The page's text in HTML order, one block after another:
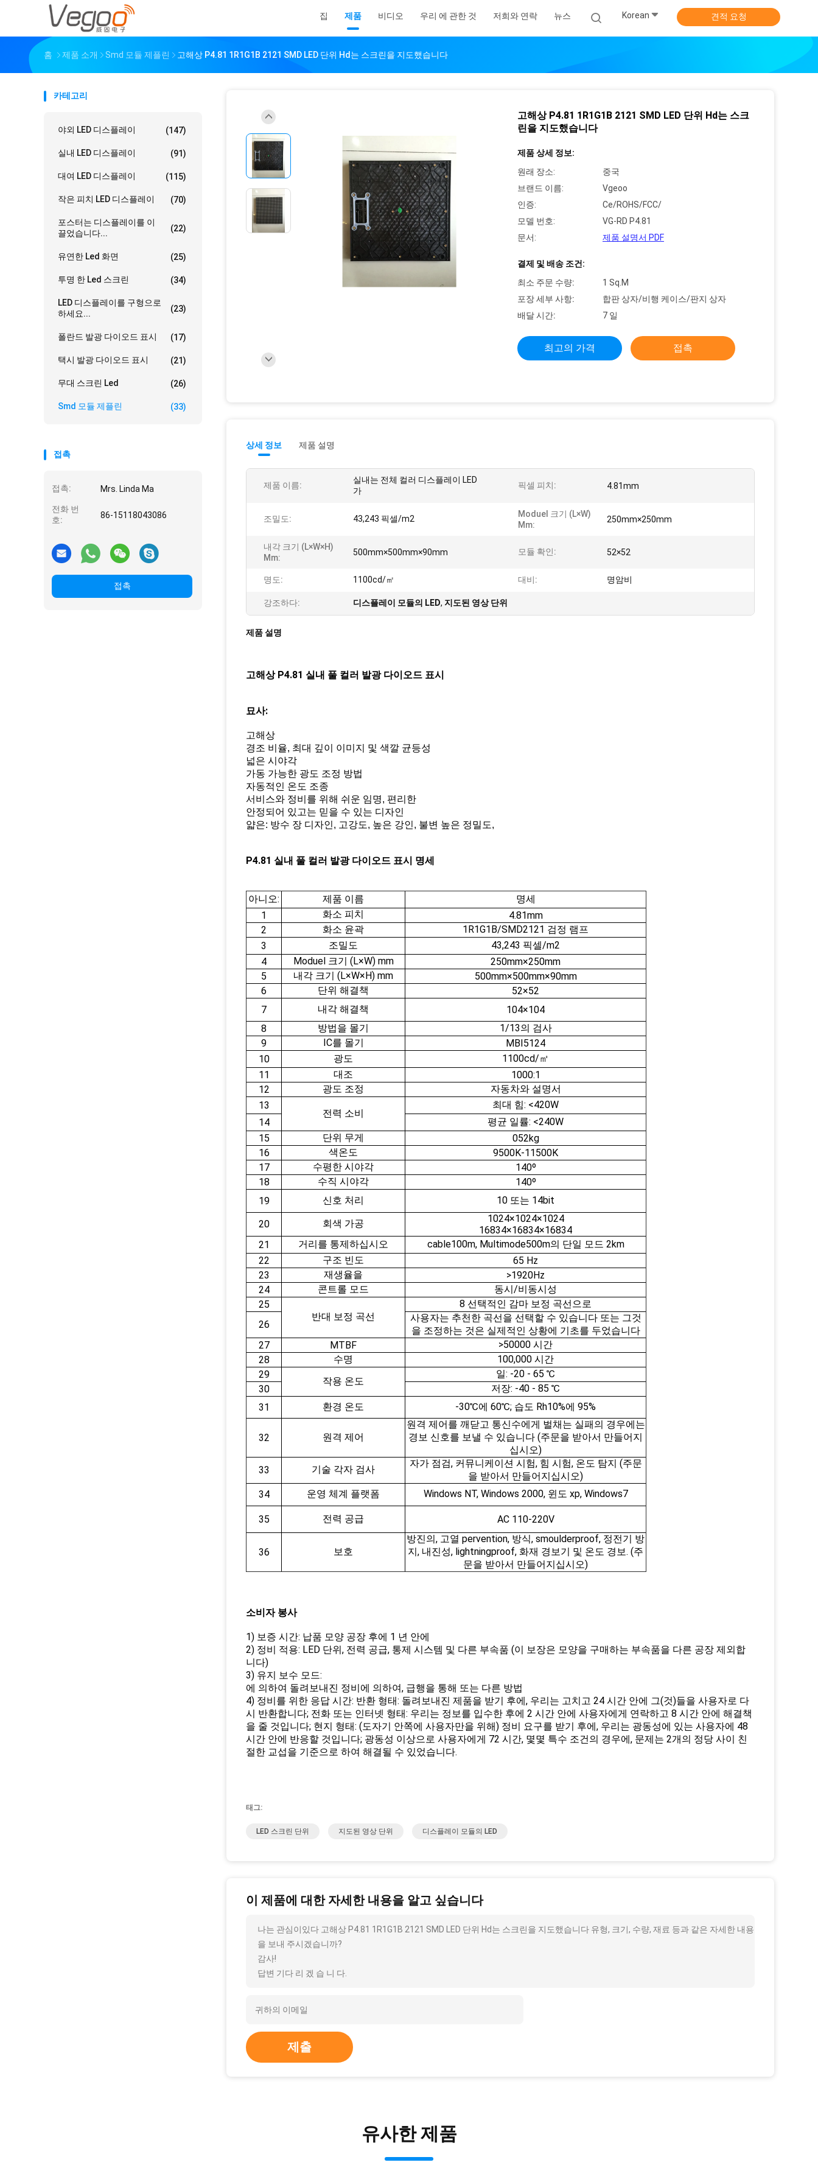
집 제품 비디오 우리 에 관한 것 저희와 연락 뉴스 Korean 견적 요청
홈 제품 소개 Smd 모듈 제플린 고해상 P4.81 1R1G1B 2121 SMD LED 단위 Hd는 스크린을 지도했습니다
카테고리
야외 LED 디스플레이 (147)
실내 LED 디스플레이 (91)
대여 LED 디스플레이 (115)
작은 피치 LED 디스플레이 (70)
포스터는 디스플레이를 이
끌었습니다...
(22)
유연한 Led 화면 (25)
투명 한 Led 스크린 (34)
LED 디스플레이를 구형으로
하세요...
(23)
폴란드 발광 다이오드 표시 (17)
택시 발광 다이오드 표시 (21)
무대 스크린 Led (26)
Smd 모듈 제플린 (33)
접촉
접촉: Mrs. Linda Ma
전화 번
호:
86-15118043086
접촉
고해상 P4.81 1R1G1B 2121 SMD LED 단위 Hd는 스크
린을 지도했습니다
제품 상세 정보:
원래 장소:
중국
브랜드 이름:
Vgeoo
인증:
Ce/ROHS/FCC/
모델 번호:
VG-RD P4.81
문서:
제품 설명서 PDF
결제 및 배송 조건:
최소 주문 수량:
1 Sq.M
포장 세부 사항:
합판 상자/비행 케이스/판지 상자
배달 시간:
7 일
최고의 가격 접촉
상세 정보 제품 설명
제품 이름:
실내는 전체 컬러 디스플레이 LED
가
픽셀 피치: 4.81mm
조밀도: 43,243 픽셀/m2
Moduel 크기 (L×W)
Mm:
250mm×250mm
내각 크기 (L×W×H)
Mm:
500mm×500mm×90mm 모듈 확인: 52×52
명도: 1100cd/㎡ 대비: 명암비
강조하다: 디스플레이 모듈의 LED, 지도된 영상 단위
제품 설명
고해상 P4.81 실내 풀 컬러 발광 다이오드 표시
묘사:
고해상
경조 비율, 최대 깊이 이미지 및 색깔 균등성
넓은 시야각
가동 가능한 광도 조정 방법
자동적인 온도 조종
서비스와 정비를 위해 쉬운 임명, 편리한
안정되어 있고는 믿을 수 있는 디자인
얇은: 방수 장 디자인, 고강도, 높은 강인, 불변 높은 정밀도,
P4.81 실내 풀 컬러 발광 다이오드 표시 명세
아니오: 제품 이름
명세
1
화소 피치
4.81mm
2
화소 윤곽
1R1G1B/SMD2121 검정 램프
3
조밀도
43,243 픽셀/m2
4
Moduel 크기 (L×W) mm
250mm×250mm
5
내각 크기 (L×W×H) mm
500mm×500mm×90mm
6
단위 해결책
52×52
7
내각 해결책
104×104
8
방법을 몰기
1/13의 검사
9
IC를 몰기
MBI5124
10
광도
1100cd/㎡
11
대조
1000:1
12
광도 조정
자동차와 설명서
13
전력 소비
최대 힘: <420W
14
평균 일률: <240W
15
단위 무게
052kg
16
색온도
9500K-11500K
17
수평한 시야각
140º
18
수직 시야각
140º
19
신호 처리 10 또는 14bit
20 회색 가공
1024×1024×1024
16834×16834×16834
21
거리를 통제하십시오
cable100m, Multimode500m의 단일 모드 2km
22
구조 빈도
65 Hz
23
재생율을
>1920Hz
24
콘트롤 모드
동시/비동시성
25
반대 보정 곡선
8 선택적인 감마 보정 곡선으로
26
사용자는 추천한 곡선을 선택할 수 있습니다 또는 그것
을 조정하는 것은 실제적인 상황에 기초를 두었습니다
27
MTBF
>50000 시간
28
수명
100,000 시간
29
작용 온도
일: -20 - 65 ℃
30
저장: -40 - 85 ℃
31
환경 온도 -30℃에 60℃; 습도 Rh10%에 95%
32 원격 제어
원격 제어를 깨닫고 통신수에게 벌채는 실패의 경우에는
경보 신호를 보낼 수 있습니다 (주문을 받아서 만들어지
십시오)
33
기술 각자 검사
자가 점검, 커뮤니케이션 시험, 힘 시험, 온도 탐지 (주문
을 받아서 만들어지십시오)
34
운영 체계 플랫폼 Windows NT, Windows 2000, 윈도 xp, Windows7
35 전력 공급 AC 110-220V
36 보호
방진의, 고열 pervention, 방식, smoulderproof, 정전기 방
지, 내진성, lightningproof, 화재 경보기 및 온도 경보. (주
문을 받아서 만들어지십시오)
소비자 봉사
1) 보증 시간: 납품 모양 공장 후에 1 년 안에
2) 정비 적용: LED 단위, 전력 공급, 통제 시스템 및 다른 부속품 (이 보장은 모양을 구매하는 부속품을 다른 공장 제외합
니다)
3) 유지 보수 모드:
에 의하여 돌려보내진 정비에 의하여, 급행을 통해 또는 다른 방법
4) 정비를 위한 응답 시간: 반환 형태: 돌려보내진 제품을 받기 후에, 우리는 고치고 24 시간 안에 그(것)들을 사용자로 다
시 반환합니다; 전화 또는 인터넷 형태: 우리는 정보를 입수한 후에 2 시간 안에 사용자에게 연락하고 8 시간 안에 해결책
을 줄 것입니다; 현지 형태: (도자기 안쪽에 사용자만을 위해) 정비 요구를 받기 후에, 우리는 광동성에 있는 사용자에 48
시간 안에 반응할 것입니다; 광동성 이상으로 사용자에게 72 시간, 몇몇 특수 조건의 경우에, 문제는 2개의 정당 사이 친
절한 교섭을 기준으로 하여 해결될 수 있었습니다.
태그:
LED 스크린 단위 지도된 영상 단위 디스플레이 모듈의 LED
이 제품에 대한 자세한 내용을 알고 싶습니다
나는 관심이있다 고해상 P4.81 1R1G1B 2121 SMD LED 단위 Hd는 스크린을 지도했습니다 유형, 크기, 수량, 재료 등과 같은 자세한 내용
을 보내 주시겠습니까?
감사!
답변 기다 리 겠 습 니 다.
제출
유사한 제품